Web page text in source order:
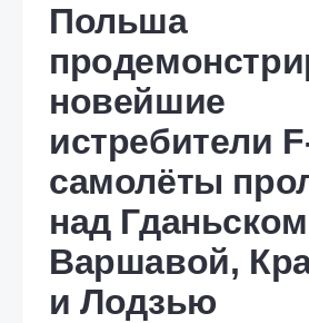
Польша
новейшие
истребители
самолёты
над
Варшавой,
и Лодзью